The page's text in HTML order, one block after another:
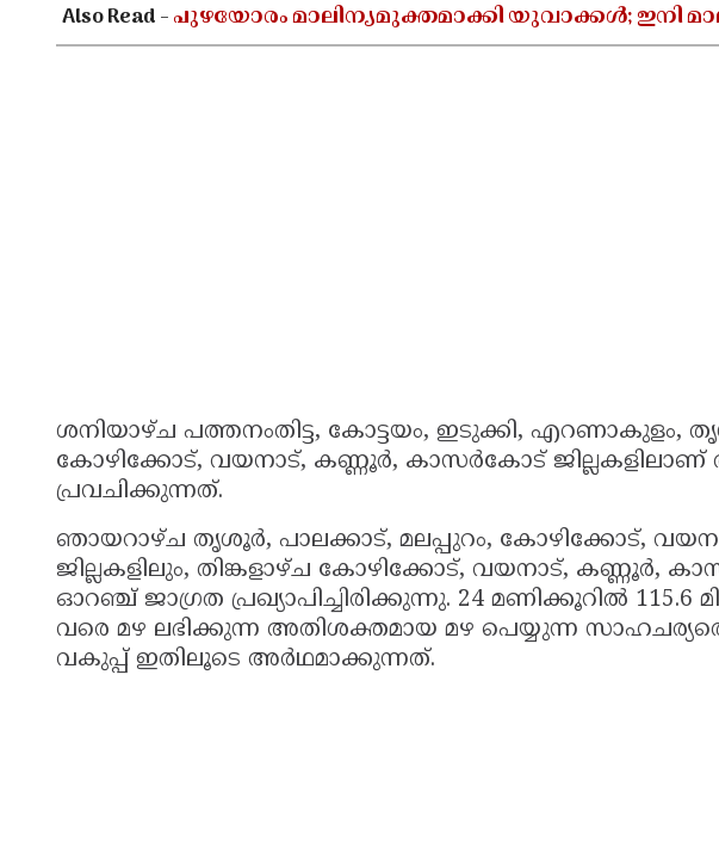
Also Read -പുഴയോരം മാലിന്യമുക്തമാക്കി യുവാക്കൾ; ഇനി
ശനിയാഴ്ച പത്തനംതിട്ട, കോട്ടയം, ഇടുക്കി, എറണാകുളം,
കോഴിക്കോട്, വയനാട്, കണ്ണൂർ, കാസർകോട്
പ്രവചിക്കുന്നത്.
ഞായറാഴ്ച തൃശൂർ, പാലക്കാട്, മലപ്പുറം, കോഴിക്കോട്,
ജില്ലകളിലും, തിങ്കളാഴ്ച കോഴിക്കോട്, വയനാട്, കണ്ണൂർ,
ഓറഞ്ച് ജാഗ്രത പ്രഖ്യാപിച്ചിരിക്കുന്നു. 24 മണിക്കൂറിൽ 115.6
വരെ മഴ ലഭിക്കുന്ന അതിശക്തമായ മഴ പെയ്യുന്ന
വകുപ്പ് ഇതിലൂടെ അർഥമാക്കുന്നത്.